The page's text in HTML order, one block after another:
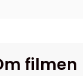
filmen